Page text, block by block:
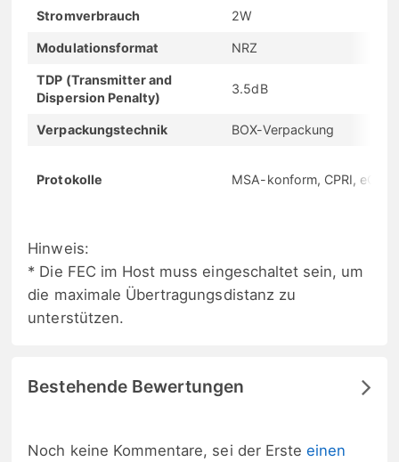
Stromverbrauch 2W
Modulationsformat NRZ
TDP (Transmitter and
Dispersion Penalty)
3.5dB
Verpackungstechnik BOX-Verpackung
Protokolle MSA-konform, CPRI, eCPRI
Hinweis:
* Die FEC im Host muss eingeschaltet sein, um
die maximale Übertragungsdistanz zu
unterstützen.
Bestehende Bewertungen
Noch keine Kommentare, sei der Ersteeinen